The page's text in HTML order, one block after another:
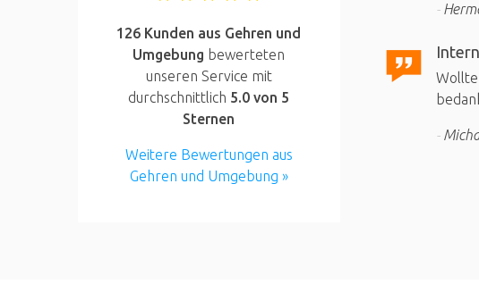
126 Kunden aus Gehren und
Umgebung bewerteten
unseren Service mit
durchschnittlich 5.0 von 5
Sternen
Weitere Bewertungen aus
Gehren und Umgebung »